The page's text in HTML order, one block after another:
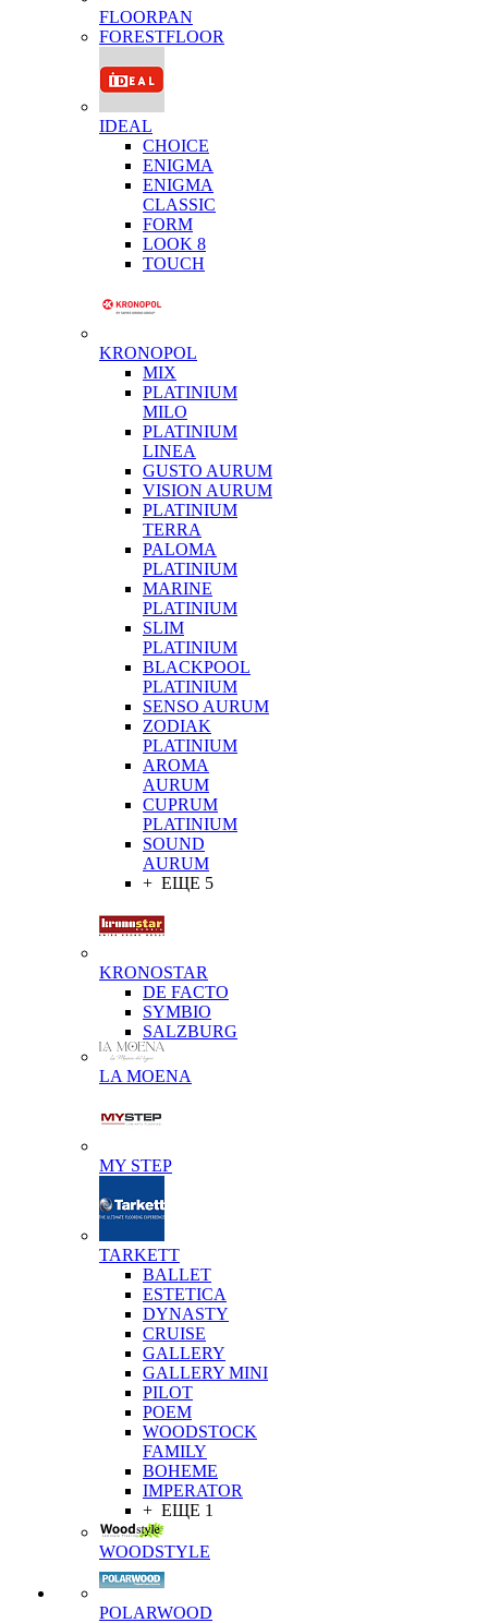
FLOORPAN
FORESTFLOOR
IDEAL
CHOICE
ENIGMA
ENIGMA
CLASSIC
FORM
LOOK 8
TOUCH
KRONOPOL
MIX
PLATINIUM
MILO
PLATINIUM
LINEA
GUSTO AURUM
VISION AURUM
PLATINIUM
TERRA
PALOMA
PLATINIUM
MARINE
PLATINIUM
SLIM
PLATINIUM
BLACKPOOL
PLATINIUM
SENSO AURUM
ZODIAK
PLATINIUM
AROMA
AURUM
CUPRUM
PLATINIUM
SOUND
AURUM
+ ЕЩЕ 5
KRONOSTAR
DE FACTO
SYMBIO
SALZBURG
LA MOENA
MY STEP
TARKETT
BALLET
ESTETICA
DYNASTY
CRUISE
GALLERY
GALLERY MINI
PILOT
POEM
WOODSTOCK
FAMILY
BOHEME
IMPERATOR
+ ЕЩЕ 1
WOODSTYLE
POLARWOOD